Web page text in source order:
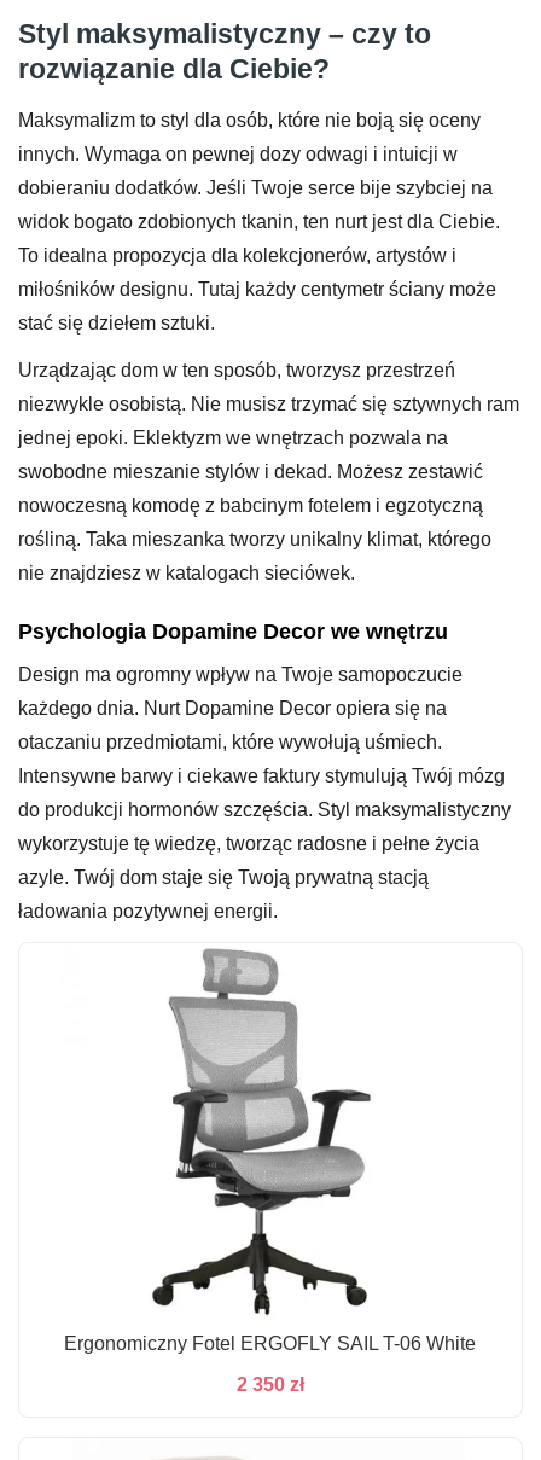
Styl maksymalistyczny – czy to
rozwiązanie dla Ciebie?
Maksymalizm to styl dla osób, które nie boją się oceny
innych. Wymaga on pewnej dozy odwagi i intuicji w
dobieraniu dodatków. Jeśli Twoje serce bije szybciej na
widok bogato zdobionych tkanin, ten nurt jest dla Ciebie.
To idealna propozycja dla kolekcjonerów, artystów i
miłośników designu. Tutaj każdy centymetr ściany może
stać się dziełem sztuki.
Urządzając dom w ten sposób, tworzysz przestrzeń
niezwykle osobistą. Nie musisz trzymać się sztywnych ram
jednej epoki. Eklektyzm we wnętrzach pozwala na
swobodne mieszanie stylów i dekad. Możesz zestawić
nowoczesną komodę z babcinym fotelem i egzotyczną
rośliną. Taka mieszanka tworzy unikalny klimat, którego
nie znajdziesz w katalogach sieciówek.
Psychologia Dopamine Decor we wnętrzu
Design ma ogromny wpływ na Twoje samopoczucie
każdego dnia. Nurt Dopamine Decor opiera się na
otaczaniu przedmiotami, które wywołują uśmiech.
Intensywne barwy i ciekawe faktury stymulują Twój mózg
do produkcji hormonów szczęścia. Styl maksymalistyczny
wykorzystuje tę wiedzę, tworząc radosne i pełne życia
azyle. Twój dom staje się Twoją prywatną stacją
ładowania pozytywnej energii.
Ergonomiczny Fotel ERGOFLY SAIL T-06 White
2 350 zł